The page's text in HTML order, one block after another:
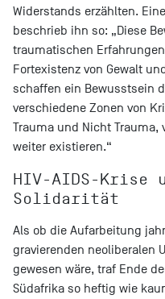
Widerstands erzählten.
beschrieb ihn so: „Diese
traumatischen
Fortexistenz von Gewalt
schaffen ein Bewusstsein
verschiedene Zonen von
Trauma und Nicht
weiter existieren.“
HIV-AIDS-Krise
Solidarität
Als ob die Aufarbeitung
gravierenden neoliberalen
gewesen wäre, traf Ende
Südafrika so heftig wie